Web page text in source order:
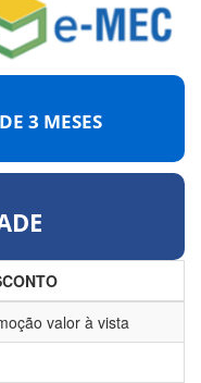
3 MESES
valor à vista